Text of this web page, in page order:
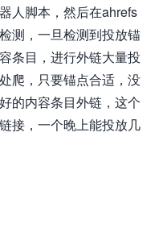
人脚本，然后在ahrefs
测，一旦检测到投放锚
条目，进行外链大量投
爬，只要锚点合适，没
的内容条目外链，这个
接，一个晚上能投放几